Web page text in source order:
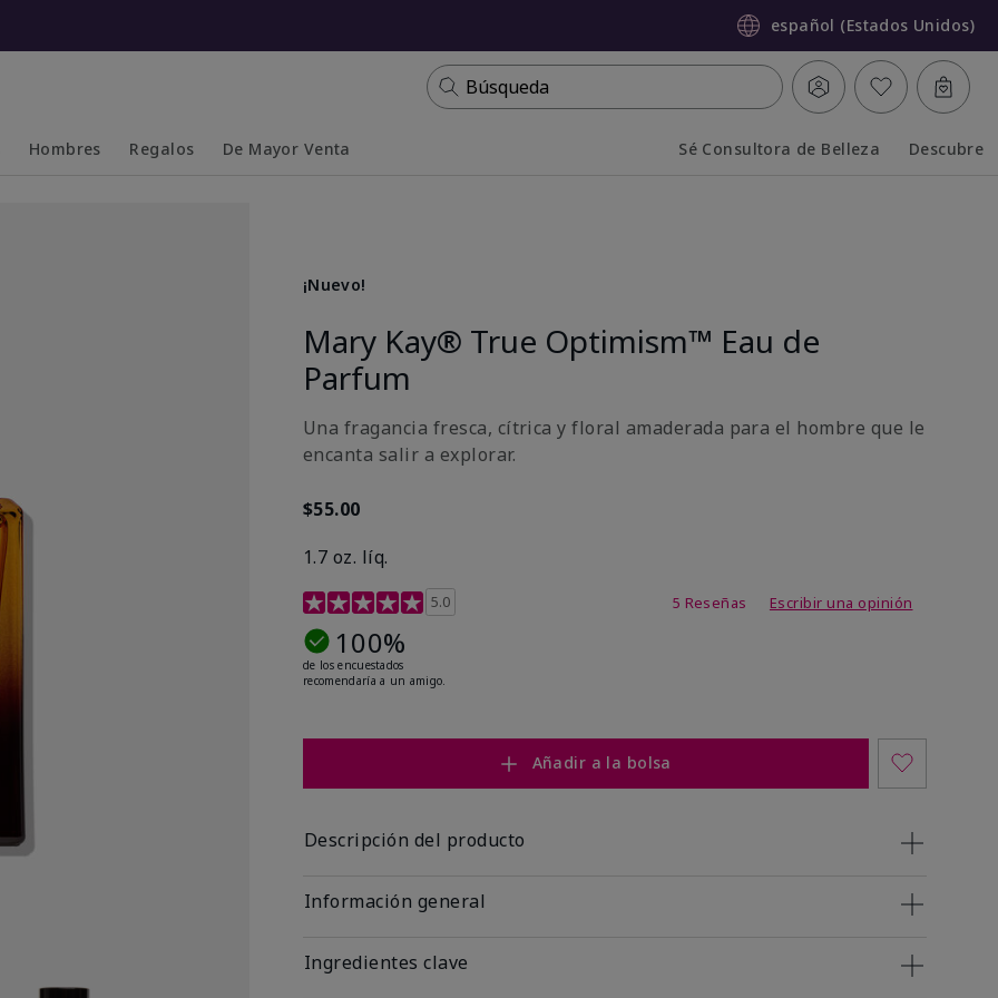
español (Estados Unidos)
Búsqueda
Hombres Regalos De Mayor Venta Sé Consultora de Belleza Descubre
¡Nuevo!
Mary Kay® True Optimism™ Eau de
Parfum
Una fragancia fresca, cítrica y floral amaderada para el hombre que le
encanta salir a explorar.
$55.00
1.7 oz. líq.
Calificación de clientes de 3,4 de 5
5.0 5 Reseñas Escribir una opinión
100%
de los encuestados
recomendaría a un amigo.
Añadir a la bolsa
Descripción del producto
Información general
Ingredientes clave